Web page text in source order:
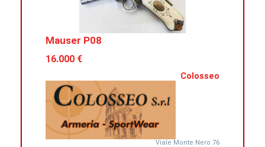
Mauser P08
16.000 €
Colosseo
Viale Monte Nero 76